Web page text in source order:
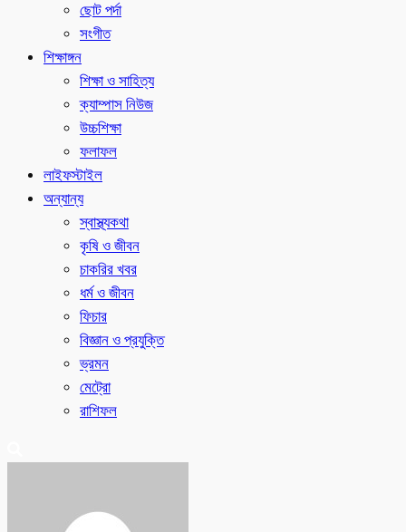
ছোট পর্দা
সংগীত
শিক্ষাঙ্গন
শিক্ষা ও সাহিত্য
ক্যাম্পাস নিউজ
উচ্চশিক্ষা
ফলাফল
লাইফস্টাইল
অন্যান্য
স্বাস্থ্যকথা
কৃষি ও জীবন
চাকরির খবর
ধর্ম ও জীবন
ফিচার
বিজ্ঞান ও প্রযুক্তি
ভ্রমন
মেট্রো
রাশিফল